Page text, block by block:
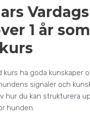
1 år
ha goda kunskaper
signaler och
hur du kan strukturera
hunden.